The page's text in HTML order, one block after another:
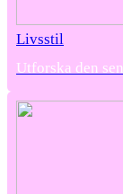
Livsstil
Utforska den